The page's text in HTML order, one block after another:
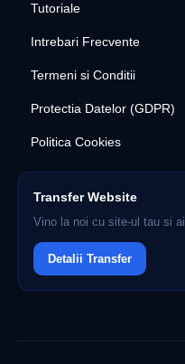
Tutoriale
Intrebari Frecvente
Termeni si Conditii
Protectia Datelor (GDPR)
Politica Cookies
Transfer Website
Vino la noi cu site-ul tau si ai
Detalii Transfer